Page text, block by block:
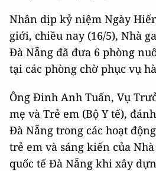
Nhân dịp kỷ niệm Ngày
giới, chiều nay (16/5), Nhà
Đà Nẵng đã đưa 6 phòng
tại các phòng chờ phục vụ
Ông Đinh Anh Tuấn, Vụ
mẹ và Trẻ em (Bộ Y tế),
Đà Nẵng trong các hoạt
trẻ em và sáng kiến của
quốc tế Đà Nẵng khi xây